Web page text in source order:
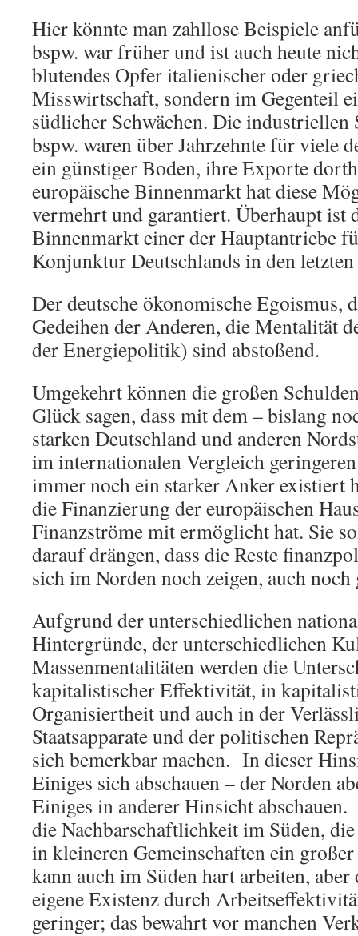
Hier könnte man zahllose Beispiele
bspw. war früher und ist auch heute
blutendes Opfer italienischer oder
Misswirtschaft, sondern im Gegenteil
südlicher Schwächen. Die industriellen
bspw. waren über Jahrzehnte für viele
ein günstiger Boden, ihre Exporte
europäische Binnenmarkt hat diese
vermehrt und garantiert. Überhaupt ist
Binnenmarkt einer der Hauptantriebe
Konjunktur Deutschlands in den letzten
Der deutsche ökonomische Egoismus,
Gedeihen der Anderen, die Mentalität
der Energiepolitik) sind abstoßend.
Umgekehrt können die großen
Glück sagen, dass mit dem – bislang
starken Deutschland und anderen
im internationalen Vergleich
immer noch ein starker Anker existiert
die Finanzierung der europäischen
Finanzströme mit ermöglicht hat. Sie
darauf drängen, dass die Reste
sich im Norden noch zeigen, auch
Aufgrund der unterschiedlichen
Hintergründe, der unterschiedlichen
Massenmentalitäten werden die
kapitalistischer Effektivität, in
Organisiertheit und auch in der
Staatsapparate und der politischen
sich bemerkbar machen. In dieser
Einiges sich abschauen – der Norden
Einiges in anderer Hinsicht
die Nachbarschaftlichkeit im Süden,
in kleineren Gemeinschaften ein
kann auch im Süden hart arbeiten,
eigene Existenz durch
geringer; das bewahrt vor manchen